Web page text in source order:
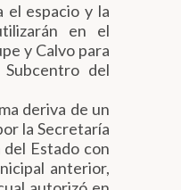
el espacio y la
en el
y Calvo para
del
deriva de un
la Secretaría
del Estado con
anterior,